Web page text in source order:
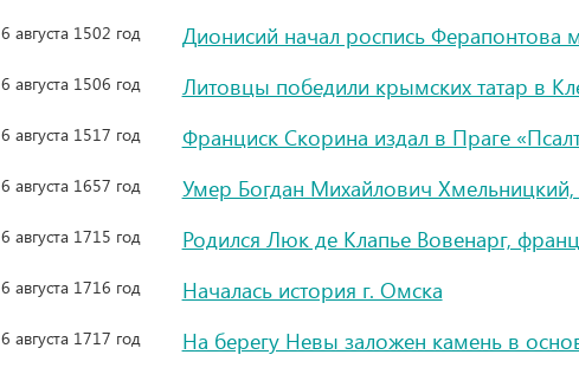
6 августа 1502 год Дионисий начал роспись Ферапонтова
6 августа 1506 год Литовцы победили крымских татар в
6 августа 1517 год Франциск Скорина издал в Праге
6 августа 1657 год Умер Богдан Михайлович
6 августа 1715 год Родился Люк де Клапье Вовенарг,
6 августа 1716 год Началась история г. Омска
6 августа 1717 год На берегу Невы заложен камень в